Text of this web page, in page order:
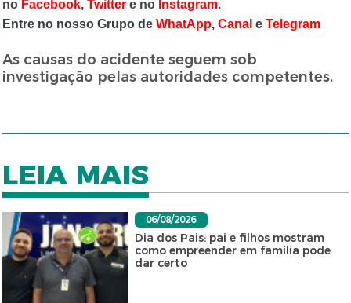
no Facebook,Twitter e no Instagram.
Entre no nosso Grupo deWhatApp,Canal eTelegram
As causas do acidente seguem sob
investigação pelas autoridades competentes.
LEIA MAIS
06/08/2026
Dia dos Pais: pai e filhos mostram
como empreender em família pode
dar certo